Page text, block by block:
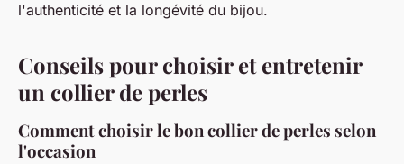
l'authenticité et la longévité du bijou.
Conseils pour choisir et entretenir
un collier de perles
Comment choisir le bon collier de perles selon
l'occasion